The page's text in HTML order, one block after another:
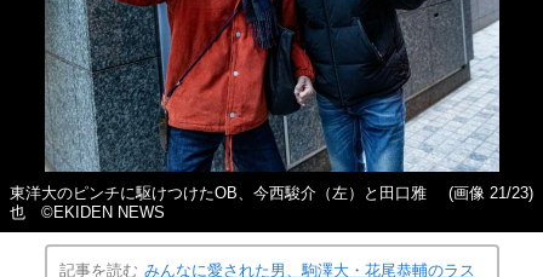
東洋大のピンチに駆けつけたOB、今西駿介（左）と田口雅
也 ©EKIDEN NEWS
(画像 21/23)
記事を読む みんなに愛された男、駒澤大・花尾恭輔のラス